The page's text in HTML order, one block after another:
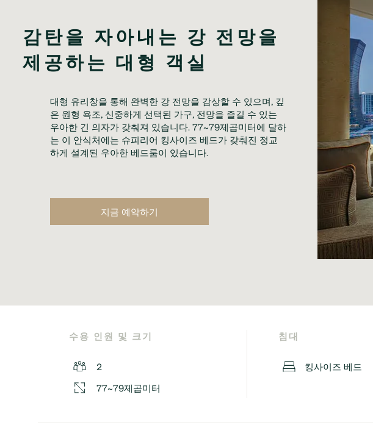
감탄을 자아내는 강 전망을
제공하는 대형 객실
대형 유리창을 통해 완벽한 강 전망을 감상할 수 있으며, 깊
은 원형 욕조, 신중하게 선택된 가구, 전망을 즐길 수 있는
우아한 긴 의자가 갖춰져 있습니다. 77~79제곱미터에 달하
는 이 안식처에는 슈피리어 킹사이즈 베드가 갖춰진 정교
하게 설계된 우아한 베드룸이 있습니다.
지금 예약하기
수용 인원 및 크기
2
77~79제곱미터
침대
킹사이즈 베드